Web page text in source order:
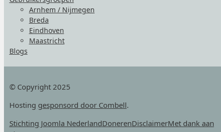
Arnhem / Nijmegen
Breda
Eindhoven
Maastricht
Blogs
© Copyright 2025
Hosting gesponsord door Combell.
Stichting Joomla NederlandDonerenDisclaimerMet dank aan